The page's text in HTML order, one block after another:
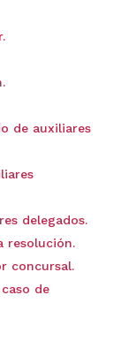
de auxiliares
delegados.
resolución.
concursal.
de